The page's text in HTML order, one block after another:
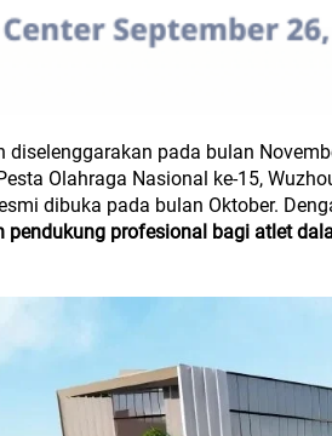
diselenggarakan pada bulan
Olahraga Nasional ke-15,
dibuka pada bulan Oktober.
pendukung profesional bagi atlet